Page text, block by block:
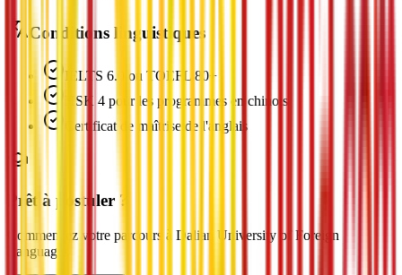
Conditions linguistiques
IELTS 6.0 ou TOEFL 80+
HSK 4 pour les programmes en chinois
Certificat de maîtrise de l'anglais
Prêt à postuler ?
Commencez votre parcours à Dalian University of Foreign
Languages